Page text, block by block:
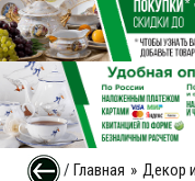
/ Главная Декор